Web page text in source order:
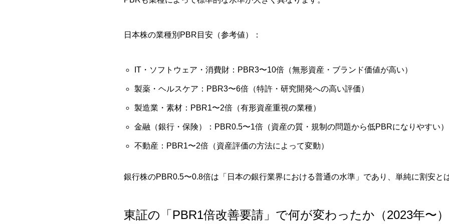
日本株の業種別PBR目安（参考値）：
IT・ソフトウェア・消費財：PBR3〜10倍（無形資産・ブランド価値が高い）
製薬・ヘルスケア：PBR3〜6倍（特許・研究開発への高い評価）
製造業・素材：PBR1〜2倍（有形資産重視の業種）
金融（銀行・保険）：PBR0.5〜1倍（資産の質・規制の問題から低PBRになりやすい）
不動産：PBR1〜2倍（資産評価の方法によって変動）
銀行株のPBR0.5〜0.8倍は「日本の銀行業界における普通の水準」であり、単純に割安と
東証の「PBR1倍改善要請」で何が変わったか（2023年〜）